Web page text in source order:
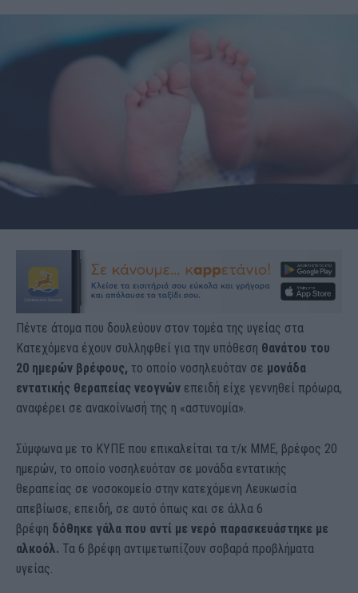
Πέντε άτομα που δουλεύουν στον τομέα της υγείας στα
Κατεχόμενα έχουν συλληφθεί για την υπόθεση θανάτου του
20 ημερών βρέφους, το οποίο νοσηλευόταν σε μονάδα
εντατικής θεραπείας νεογνών επειδή είχε γεννηθεί πρόωρα,
αναφέρει σε ανακοίνωσή της η «αστυνομία».
Σύμφωνα με το ΚΥΠΕ που επικαλείται τα τ/κ ΜΜΕ, βρέφος 20
ημερών, το οποίο νοσηλευόταν σε μονάδα εντατικής
θεραπείας σε νοσοκομείο στην κατεχόμενη Λευκωσία
απεβίωσε, επειδή, σε αυτό όπως και σε άλλα 6
βρέφη δόθηκε γάλα που αντί με νερό παρασκευάστηκε με
αλκοόλ. Τα 6 βρέφη αντιμετωπίζουν σοβαρά προβλήματα
υγείας.